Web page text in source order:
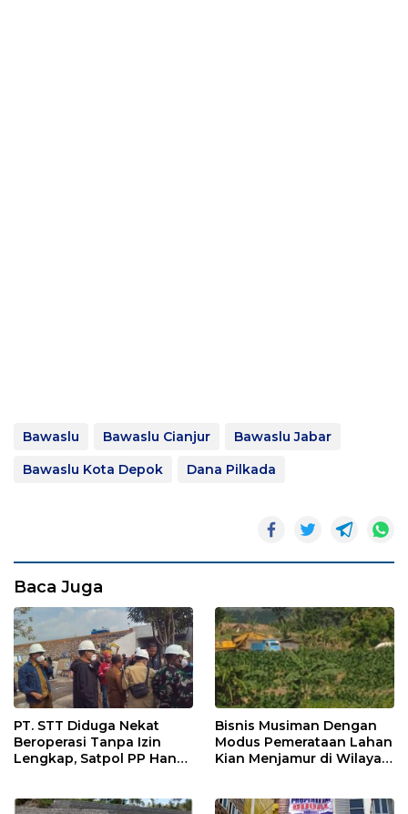
Bawaslu Bawaslu Cianjur
Bawaslu Jabar
Bawaslu Kota Depok
Dana Pilkada
Baca Juga
PT. STT Diduga Nekat
Beroperasi Tanpa Izin
Lengkap, Satpol PP Hanya
Bisnis Musiman Dengan
Modus Pemerataan Lahan
Kian Menjamur di Wilayah